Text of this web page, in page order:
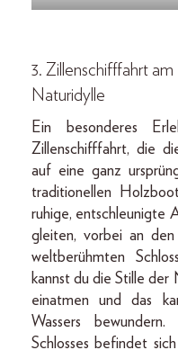
3. Zillenschifffahrt am
Naturidylle
Ein besonderes
Zillenschifffahrt, die
auf eine ganz
traditionellen
ruhige, entschleunigte
gleiten, vorbei an
weltberühmten
kannst du die Stille
einatmen und das
Wassers
Schlosses befindet